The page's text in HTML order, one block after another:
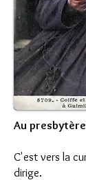
Au presbytère
C'est vers la
dirige.